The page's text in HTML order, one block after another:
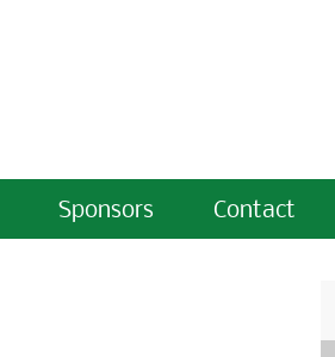
Sponsors Contact